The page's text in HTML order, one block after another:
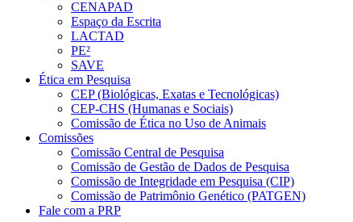
CENAPAD
Espaço da Escrita
LACTAD
PE²
SAVE
Ética em Pesquisa
CEP (Biológicas, Exatas e Tecnológicas)
CEP-CHS (Humanas e Sociais)
Comissão de Ética no Uso de Animais
Comissões
Comissão Central de Pesquisa
Comissão de Gestão de Dados de Pesquisa
Comissão de Integridade em Pesquisa (CIP)
Comissão de Patrimônio Genético (PATGEN)
Fale com a PRP